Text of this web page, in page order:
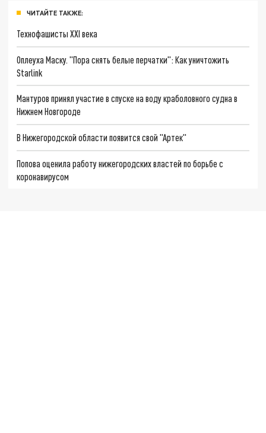
ЧИТАЙТЕ ТАКЖЕ:
Технофашисты XXI века
Оплеуха Маску. "Пора снять белые перчатки": Как уничтожить
Starlink
Мантуров принял участие в спуске на воду краболовного судна в
Нижнем Новгороде
В Нижегородской области появится свой "Артек"
Попова оценила работу нижегородских властей по борьбе с
коронавирусом